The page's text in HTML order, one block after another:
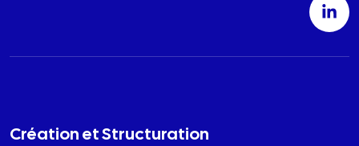
Création et Structuration